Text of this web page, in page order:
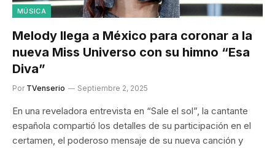
MÚSICA
Melody llega a México para coronar a la
nueva Miss Universo con su himno “Esa
Diva”
Por TVenserio Septiembre 2, 2025
En una reveladora entrevista en “Sale el sol”, la cantante
española compartió los detalles de su participación en el
certamen, el poderoso mensaje de su nueva canción y